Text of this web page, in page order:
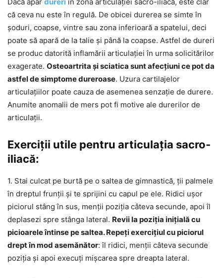
că ceva nu este în regulă. De obicei durerea se simte în
șoduri, coapse, vintre sau zona inferioară a spatelui, deci
poate să apară de la talie și până la coapse. Astfel de dureri
se produc datorită inflamării articulației în urma solicitărilor
exagerate. Osteoartrita și sciatica sunt afecțiuni ce pot da
astfel de simptome dureroase. Uzura cartilajelor
articulațiilor poate cauza de asemenea senzație de durere.
Anumite anomalii de mers pot fi motive ale durerilor de
articulații.
Exerciții utile pentru articulația sacro-
iliacă:
1. Stai culcat pe burtă pe o saltea de gimnastică, ții palmele
în dreptul frunții și te sprijini cu capul pe ele. Ridici ușor
piciorul stâng în sus, menții poziția câteva secunde, apoi îl
deplasezi spre stânga lateral. Revii la poziția inițială cu
picioarele întinse pe saltea. Repeți exercițiul cu piciorul
drept în mod asemănător: îl ridici, menții câteva secunde
poziția și apoi execuți mișcarea spre dreapta lateral.